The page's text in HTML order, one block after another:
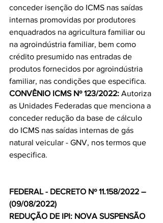
conceder isenção do ICMS nas saídas
internas promovidas por produtores
enquadrados na agricultura familiar ou
na agroindústria familiar, bem como
crédito presumido nas entradas de
produtos fornecidos por agroindústria
familiar, nas condições que especifica.
CONVÊNIO ICMS Nº 123/2022: Autoriza
as Unidades Federadas que menciona a
conceder redução da base de cálculo
do ICMS nas saídas internas de gás
natural veicular - GNV, nos termos que
especifica.
FEDERAL - DECRETO Nº 11.158/2022 –
(09/08/2022)
REDUÇÃO DE IPI: NOVA SUSPENSÃO